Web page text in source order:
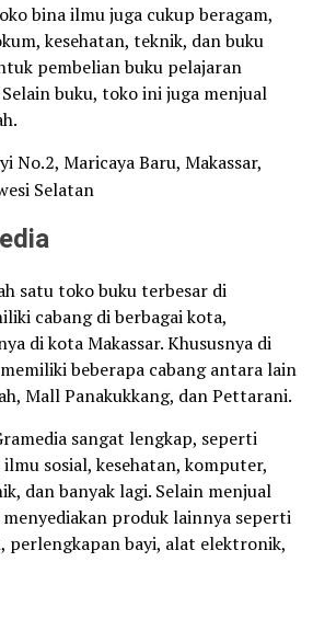
bina ilmu juga cukup beragam,
kesehatan, teknik, dan buku
pembelian buku pelajaran
buku, toko ini juga menjual
No.2, Maricaya Baru, Makassar,
Selatan
satu toko buku terbesar di
cabang di berbagai kota,
di kota Makassar. Khususnya di
beberapa cabang antara lain
Mall Panakukkang, dan Pettarani.
sangat lengkap, seperti
sosial, kesehatan, komputer,
dan banyak lagi. Selain menjual
menyediakan produk lainnya seperti
perlengkapan bayi, alat elektronik,